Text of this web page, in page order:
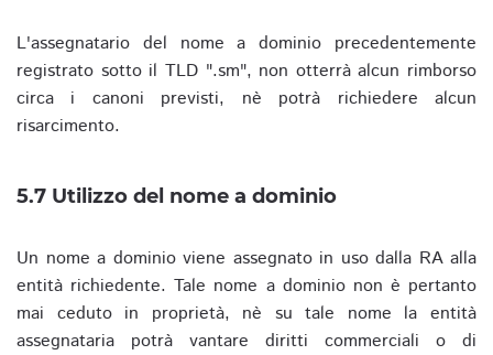
L'assegnatario del nome a dominio precedentemente
registrato sotto il TLD ".sm", non otterrà alcun rimborso
circa i canoni previsti, nè potrà richiedere alcun
risarcimento.
5.7 Utilizzo del nome a dominio
Un nome a dominio viene assegnato in uso dalla RA alla
entità richiedente. Tale nome a dominio non è pertanto
mai ceduto in proprietà, nè su tale nome la entità
assegnataria potrà vantare diritti commerciali o di